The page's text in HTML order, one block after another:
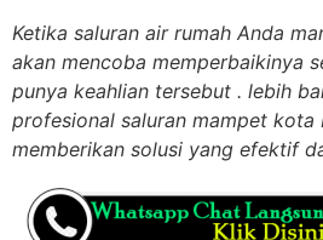
Ketika saluran air rumah Anda
akan mencoba memperbaikinya
punya keahlian tersebut . lebih
profesional saluran mampet kota
memberikan solusi yang efektif